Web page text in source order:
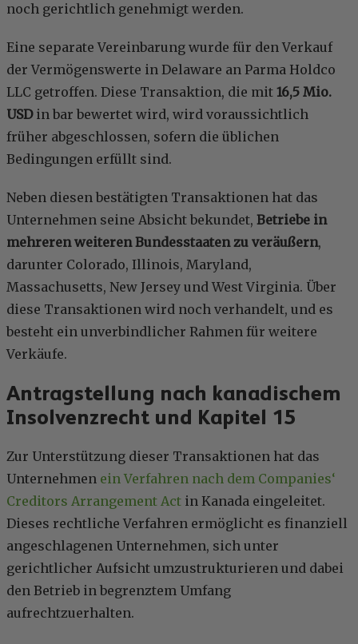
noch gerichtlich genehmigt werden.
Eine separate Vereinbarung wurde für den Verkauf
der Vermögenswerte in Delaware an Parma Holdco
LLC getroffen. Diese Transaktion, die mit 16,5 Mio.
USDin bar bewertet wird, wird voraussichtlich
früher abgeschlossen, sofern die üblichen
Bedingungen erfüllt sind.
Neben diesen bestätigten Transaktionen hat das
Unternehmen seine Absicht bekundet, Betriebe in
mehreren weiteren Bundesstaaten zu veräußern,
darunter Colorado, Illinois, Maryland,
Massachusetts, New Jersey und West Virginia. Über
diese Transaktionen wird noch verhandelt, und es
besteht ein unverbindlicher Rahmen für weitere
Verkäufe.
Antragstellung nach kanadischem
Insolvenzrecht und Kapitel 15
Zur Unterstützung dieser Transaktionen hat das
Unternehmen ein Verfahren nach dem Companies‘
Creditors Arrangement Act in Kanada eingeleitet.
Dieses rechtliche Verfahren ermöglicht es finanziell
angeschlagenen Unternehmen, sich unter
gerichtlicher Aufsicht umzustrukturieren und dabei
den Betrieb in begrenztem Umfang
aufrechtzuerhalten.